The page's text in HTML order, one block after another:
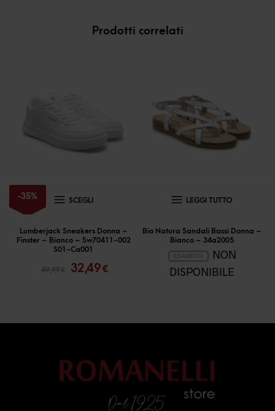
Prodotti correlati
-35% SCEGLI
ha
varianti.
nella
del
Lumberjack Sneakers Donna –
Finster – Bianco – Sw70411-002
S01-Ca001
49,99€
Il
prezzo
32,49€prezzo
LEGGI TUTTO
Bio Natura Sandali Bassi Donna –
Bianco – 34a2005
NON
DISPONIBILE